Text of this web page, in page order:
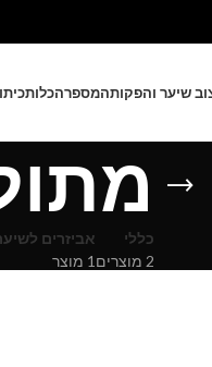
שיער והפקותהמספרהכלות
כללי
2 מוצרים
אביזרים
1 מוצר